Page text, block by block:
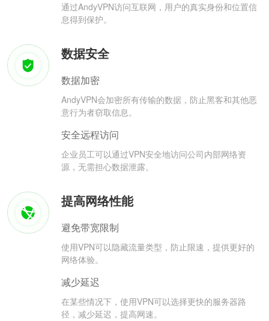
通过AndyVPN访问互联网，用户的真实身份和位置信
息得到保护。
数据安全
数据加密
AndyVPN会加密所有传输的数据，防止黑客和其他恶
意行为者窃取信息。
安全远程访问
企业员工可以通过VPN安全地访问公司内部网络资
源，无需担心数据泄露。
提高网络性能
避免带宽限制
使用VPN可以隐藏流量类型，防止限速，提供更好的
网络体验。
减少延迟
在某些情况下，使用VPN可以选择更快的服务器路
径，减少延迟，提高网速。